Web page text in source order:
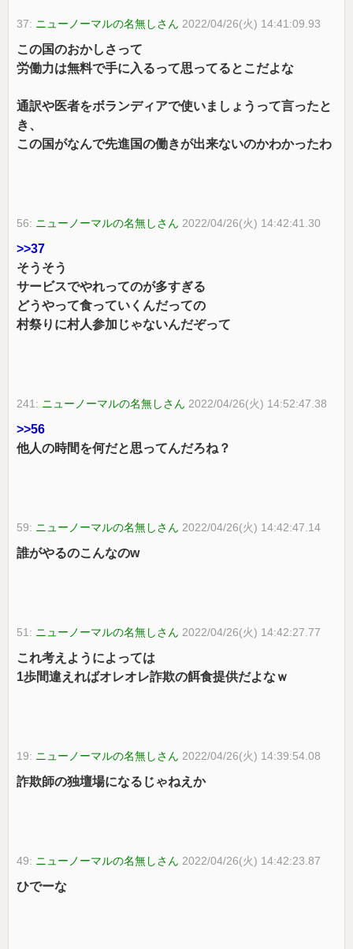
37: ニューノーマルの名無しさん 2022/04/26(火) 14:41:09.93
この国のおかしさって
労働力は無料で手に入るって思ってるとこだよな
通訳や医者をボランディアで使いましょうって言ったと
き、
この国がなんで先進国の働きが出来ないのかわかったわ
56: ニューノーマルの名無しさん 2022/04/26(火) 14:42:41.30
>>37
そうそう
サービスでやれってのが多すぎる
どうやって食っていくんだっての
村祭りに村人参加じゃないんだぞって
241: ニューノーマルの名無しさん 2022/04/26(火) 14:52:47.38
>>56
他人の時間を何だと思ってんだろね？
59: ニューノーマルの名無しさん 2022/04/26(火) 14:42:47.14
誰がやるのこんなのw
51: ニューノーマルの名無しさん 2022/04/26(火) 14:42:27.77
これ考えようによっては
1歩間違えればオレオレ詐欺の餌食提供だよなｗ
19: ニューノーマルの名無しさん 2022/04/26(火) 14:39:54.08
詐欺師の独壇場になるじゃねえか
49: ニューノーマルの名無しさん 2022/04/26(火) 14:42:23.87
ひでーな